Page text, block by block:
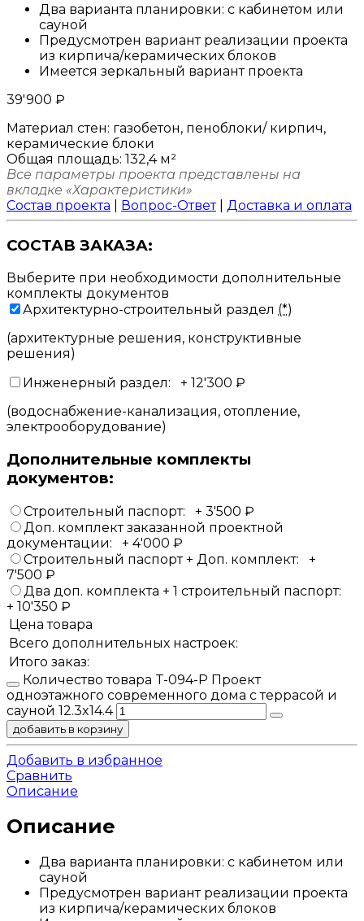
Два варианта планировки: с кабинетом или
сауной
Предусмотрен вариант реализации проекта
из кирпича/керамических блоков
Имеется зеркальный вариант проекта
39'900 ₽
Материал стен: газобетон, пеноблоки/ кирпич,
керамические блоки
Общая площадь: 132,4 м²
Все параметры проекта представлены на
вкладке «Характеристики»
Состав проекта
Вопрос-Ответ| Доставка и оплата
СОСТАВ ЗАКАЗА:
Выберите при необходимости дополнительные
комплекты документов
Архитектурно-строительный раздел (*)
(архитектурные решения, конструктивные
решения)
Инженерный раздел:
+ 12'300 ₽
(водоснабжение-канализация, отопление,
электрооборудование)
Дополнительные комплекты
документов:
Строительный паспорт: + 3'500 ₽
Доп. комплект заказанной проектной
документации:
+ 4'000 ₽
Строительный паспорт + Доп. комплект:
+
7'500 ₽
Два доп. комплекта + 1 строительный паспорт:
+ 10'350 ₽
Цена товара
Всего дополнительных настроек:
Итого заказ:
Количество товара T-094-P Проект
одноэтажного современного дома с террасой и
сауной 12.3x14.4
добавить в корзину
Добавить в избранное
Сравнить
Описание
Описание
Два варианта планировки: с кабинетом или
сауной
Предусмотрен вариант реализации проекта
из кирпича/керамических блоков